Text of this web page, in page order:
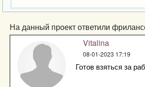
На данный проект ответили
Vitalina
08-01-2023 17:19
Готов взяться за